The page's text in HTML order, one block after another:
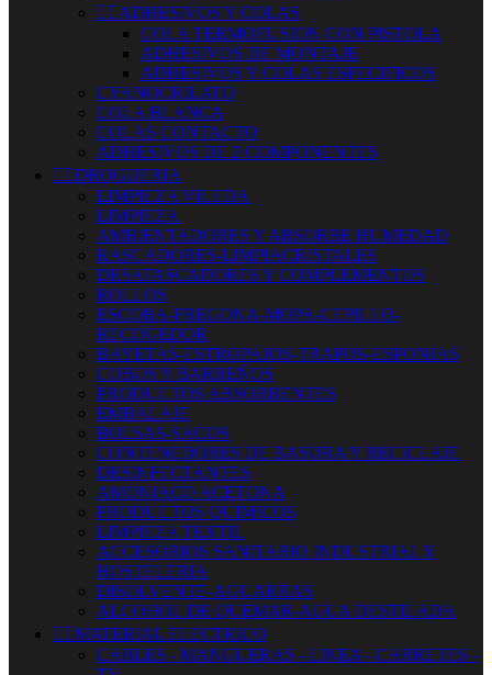
 ADHESIVOS Y COLAS
COLA TERMOFUSION CON PISTOLA
ADHESIVOS DE MONTAJE
ADHESIVOS Y COLAS ESPECIFICOS
CYANOCRILATO
COLA BLANCA
COLAS CONTACTO
ADHESIVOS DE 2 COMPONENTES
 DROGUERIA
LIMPIEZA VILEDA
LIMPIEZA
AMBIENTADORES Y ABSORBE HUMEDAD
RASCADORES-LIMPIACRISTALES
DESATASCADORES Y COMPLEMENTOS
ROLLOS
ESCOBA-FREGONA-MOPA-CEPILLO-
RECOGEDOR
BAYETAS-ESTROPAJOS-TRAPOS-ESPONJAS
CUBOS Y BARREÑOS
PRODUCTOS ABSORBENTES
EMBALAJE
BOLSAS-SACOS
CONTENEDORES DE BASURA Y RECICLAJE
DESINFECTANTES
AMONIACO ACETONA
PRODUCTOS QUIMICOS
LIMPIEZA TEXTIL
ACCESORIOS SANITARIO INDUSTRIAL Y
HOSTELERIA
DISOLVENTE-AGUARRAS
ALCOHOL DE QUEMAR-AGUA DESTILADA
 MATERIAL ELECTRICO
CABLES - MANGUERAS - LINEA - CARRETES -